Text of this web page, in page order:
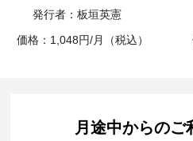
発行者：板垣英憲
価格：1,048円/月（税込）
月途中からのご